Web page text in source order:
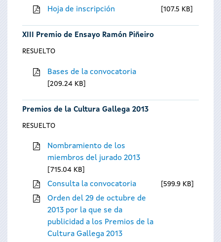
Hoja de inscripción 107.5 KB
XIII Premio de Ensayo Ramón Piñeiro
RESUELTO
Bases de la convocatoria
209.24 KB
Premios de la Cultura Gallega 2013
RESUELTO
Nombramiento de los
miembros del jurado 2013
715.04 KB
Consulta la convocatoria 599.9 KB
Orden del 29 de octubre de
2013 por la que se da
publicidad a los Premios de la
Cultura Gallega 2013